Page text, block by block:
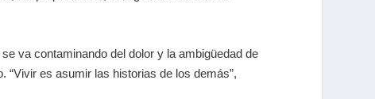
va contaminando del dolor y la ambigüedad de
es asumir las historias de los demás”,